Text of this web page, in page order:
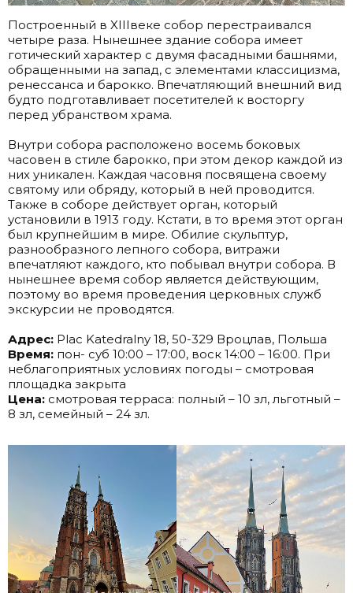
Построенный в XIIIвеке собор перестраивался
четыре раза. Нынешнее здание собора имеет
готический характер с двумя фасадными башнями,
обращенными на запад, с элементами классицизма,
ренессанса и барокко. Впечатляющий внешний вид
будто подготавливает посетителей к восторгу
перед убранством храма.
Внутри собора расположено восемь боковых
часовен в стиле барокко, при этом декор каждой из
них уникален. Каждая часовня посвящена своему
святому или обряду, который в ней проводится.
Также в соборе действует орган, который
установили в 1913 году. Кстати, в то время этот орган
был крупнейшим в мире. Обилие скульптур,
разнообразного лепного собора, витражи
впечатляют каждого, кто побывал внутри собора. В
нынешнее время собор является действующим,
поэтому во время проведения церковных служб
экскурсии не проводятся.
Адрес: Plac Katedralny 18, 50-329 Вроцлав, Польша
Время: пон- суб 10:00 – 17:00, воск 14:00 – 16:00. При
неблагоприятных условиях погоды – смотровая
площадка закрыта
Цена: смотровая терраса: полный – 10 зл, льготный –
8 зл, семейный – 24 зл.